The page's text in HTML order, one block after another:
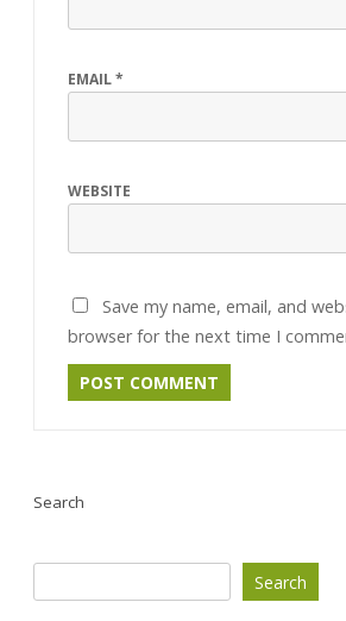
EMAIL*
WEBSITE
Save my name, email, and
browser for the next time I
Search
Search